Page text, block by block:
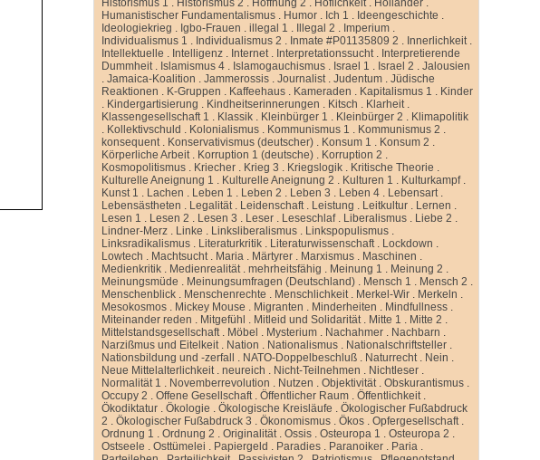
Historismus 1 . Historismus 2 . Hoffnung 2 . Höflichkeit. Holländer .
Humanistischer Fundamentalismus . Humor . Ich 1 . Ideengeschichte .
Ideologiekrieg . Igbo-Frauen .illegal 1 . Illegal 2 . Imperium .
Individualismus 1 . Individualismus 2 . Inmate #P01135809 2 . Innerlichkeit.
Intellektuelle . Intelligenz . Internet. Interpretationssucht. Interpretierende
Dummheit. Islamismus 4 . Islamogauchismus . Israel 1 . Israel 2 .Jalousien
.Jamaica-Koalition .Jammerossis .Journalist.Judentum .Jüdische
Reaktionen . K-Gruppen . Kaffeehaus . Kameraden . Kapitalismus 1 . Kinder
. Kindergartisierung . Kindheitserinnerungen . Kitsch . Klarheit.
Klassengesellschaft 1 . Klassik . Kleinbürger 1 . Kleinbürger 2 . Klimapolitik
. Kollektivschuld . Kolonialismus . Kommunismus 1 . Kommunismus 2 .
konsequent. Konservativismus (deutscher) . Konsum 1 . Konsum 2 .
Körperliche Arbeit. Korruption 1 (deutsche) . Korruption 2 .
Kosmopolitismus . Kriecher . Krieg 3 . Kriegslogik . Kritische Theorie .
Kulturelle Aneignung 1 . Kulturelle Aneignung 2 . Kulturen 1 . Kulturkampf.
Kunst 1 . Lachen . Leben 1 . Leben 2 . Leben 3 . Leben 4 . Lebensart.
Lebensästheten . Legalität. Leidenschaft. Leistung . Leitkultur . Lernen .
Lesen 1 . Lesen 2 . Lesen 3 . Leser . Leseschlaf. Liberalismus . Liebe 2 .
Lindner-Merz . Linke . Linksliberalismus . Linkspopulismus .
Linksradikalismus . Literaturkritik . Literaturwissenschaft. Lockdown .
Lowtech . Machtsucht. Maria . Märtyrer . Marxismus . Maschinen .
Medienkritik . Medienrealität.mehrheitsfähig . Meinung 1 . Meinung 2 .
Meinungsmüde . Meinungsumfragen (Deutschland) . Mensch 1 . Mensch 2 .
Menschenblick . Menschenrechte . Menschlichkeit. Merkel-Wir . Merkeln .
Mesokosmos . Mickey Mouse . Migranten . Minderheiten . Mindfullness .
Miteinander reden . Mitgefühl . Mitleid und Solidarität. Mitte 1 . Mitte 2 .
Mittelstandsgesellschaft. Möbel . Mysterium . Nachahmer . Nachbarn .
Narzißmus und Eitelkeit. Nation . Nationalismus . Nationalschriftsteller .
Nationsbildung und -zerfall
. NATO-Doppelbeschluß . Naturrecht. Nein .
Neue Mittelalterlichkeit.neureich . Nicht-Teilnehmen . Nichtleser .
Normalität 1 . Novemberrevolution . Nutzen .Objektivität.Obskurantismus .
Occupy 2 .Offene Gesellschaft.Öffentlicher Raum .Öffentlichkeit.
Ökodiktatur .Ökologie .Ökologische Kreisläufe .Ökologischer Fußabdruck
2 .Ökologischer Fußabdruck 3 .Ökonomismus .Ökos .Opfergesellschaft.
Ordnung 1 .Ordnung 2 .Originalität.Ossis .Osteuropa 1 .Osteuropa 2 .
Ostseele .Osttümelei . Papiergeld . Paradies . Paranoiker . Paria .